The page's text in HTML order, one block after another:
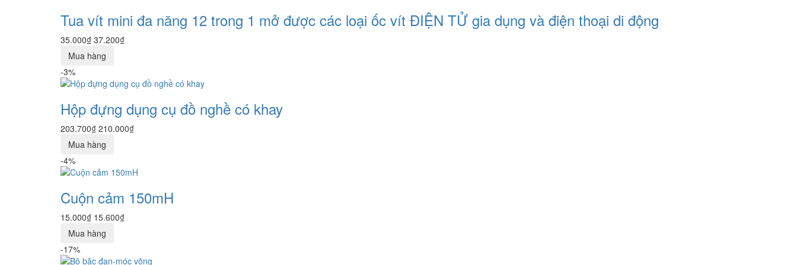
Tua vít mini đa năng 12 trong 1 mở được các loại ốc vít ĐIỆN TỬ gia dụng và điện thoại di động
35.000₫ 37.200₫
Mua hàng
-3%
Hộp đựng dụng cụ đồ nghề có khay
203.700₫ 210.000₫
Mua hàng
-4%
Cuộn cảm 150mH
15.000₫ 15.600₫
Mua hàng
-17%